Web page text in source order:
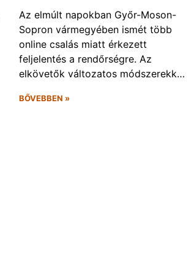
Az elmúlt napokban Győr-Moson-
Sopron vármegyében ismét több
online csalás miatt érkezett
feljelentés a rendőrségre. Az
elkövetők változatos módszerekk…
BŐVEBBEN »